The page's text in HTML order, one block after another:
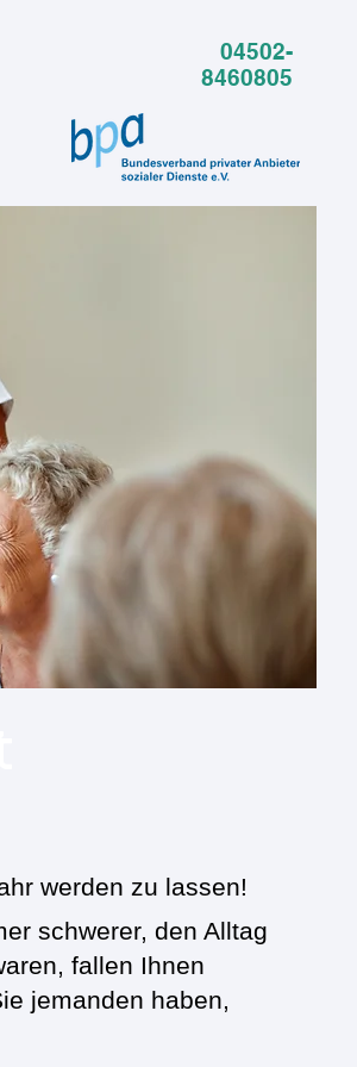
04502-
8460805
werden zu lassen!
schwerer, den Alltag
fallen Ihnen
jemanden haben,